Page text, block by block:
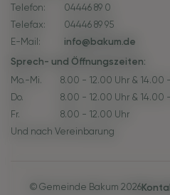
Telefon:
04446 89 0
Telefax:
04446 89 95
E-Mail:
info@bakum.de
Sprech- und Öffnungszeiten:
Mo.-Mi.
8.00 - 12.00 Uhr & 14.00
Do.
8.00 - 12.00 Uhr & 14.00
Fr.
8.00 - 12.00 Uhr
Und nach Vereinbarung
© Gemeinde Bakum 2026